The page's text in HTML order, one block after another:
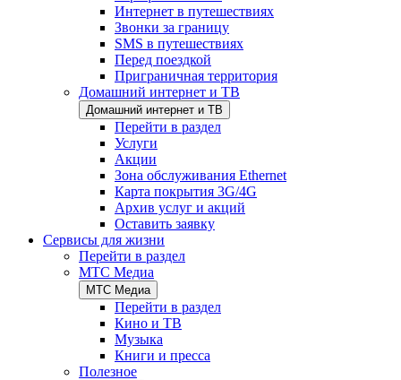
Интернет в путешествиях
Звонки за границу
SMS в путешествиях
Перед поездкой
Приграничная территория
Домашний интернет и ТВ
Домашний интернет и ТВ
Перейти в раздел
Услуги
Акции
Зона обслуживания Ethernet
Карта покрытия 3G/4G
Архив услуг и акций
Оставить заявку
Сервисы для жизни
Перейти в раздел
МТС Медиа
МТС Медиа
Перейти в раздел
Кино и ТВ
Музыка
Книги и пресса
Полезное